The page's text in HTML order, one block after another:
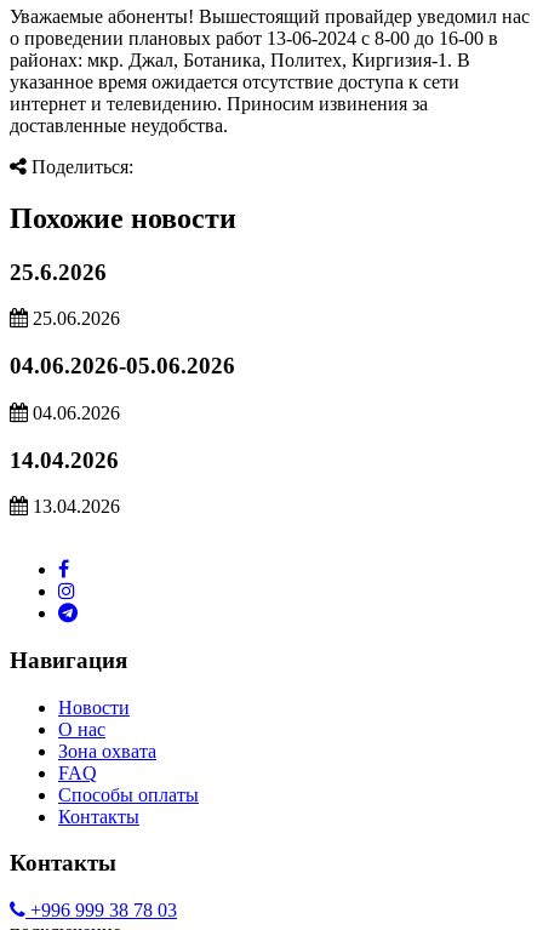
Уважаемые абоненты! Вышестоящий провайдер уведомил нас
о проведении плановых работ 13-06-2024 с 8-00 до 16-00 в
районах: мкр. Джал, Ботаника, Политех, Киргизия-1. В
указанное время ожидается отсутствие доступа к сети
интернет и телевидению. Приносим извинения за
доставленные неудобства.
Поделиться:
Похожие новости
25.6.2026
25.06.2026
04.06.2026-05.06.2026
04.06.2026
14.04.2026
13.04.2026
Навигация
Новости
О нас
Зона охвата
FAQ
Способы оплаты
Контакты
Контакты
+996 999 38 78 03